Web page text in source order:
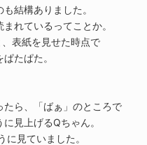
結構ありました。
れているってことか。
表紙を見せた時点で
たぱた。
ら、「ばぁ」のところで
見上げるQちゃん。
見ていました。